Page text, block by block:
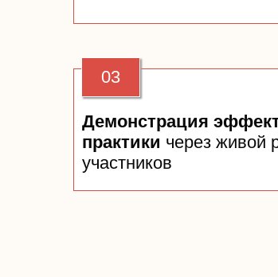
Демонстрация
практики через живой
участников
03